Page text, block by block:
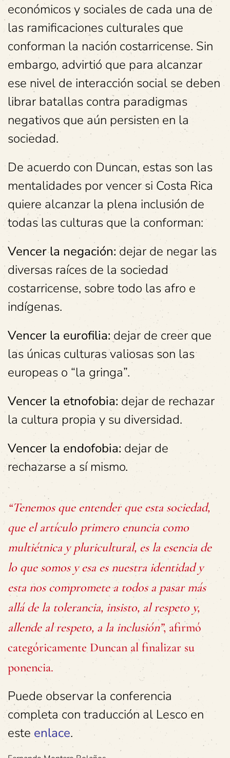
económicos y sociales de cada una de
las ramificaciones culturales que
conforman la nación costarricense. Sin
embargo, advirtió que para alcanzar
ese nivel de interacción social se deben
librar batallas contra paradigmas
negativos que aún persisten en la
sociedad.
De acuerdo con Duncan, estas son las
mentalidades por vencer si Costa Rica
quiere alcanzar la plena inclusión de
todas las culturas que la conforman:
Vencer la negación: dejar de negar las
diversas raíces de la sociedad
costarricense, sobre todo las afro e
indígenas.
Vencer la eurofilia: dejar de creer que
las únicas culturas valiosas son las
europeas o “la gringa”.
Vencer la etnofobia: dejar de rechazar
la cultura propia y su diversidad.
Vencer la endofobia: dejar de
rechazarse a sí mismo.
“Tenemos que entender que esta sociedad,
que el artículo primero enuncia como
multiétnica y pluricultural, es la esencia de
lo que somos y esa es nuestra identidad y
esta nos compromete a todos a pasar más
allá de la tolerancia, insisto, al respeto y,
allende al respeto, a la inclusión”, afirmó
categóricamente Duncan al finalizar su
ponencia.
Puede observar la conferencia
completa con traducción al Lesco en
este enlace.